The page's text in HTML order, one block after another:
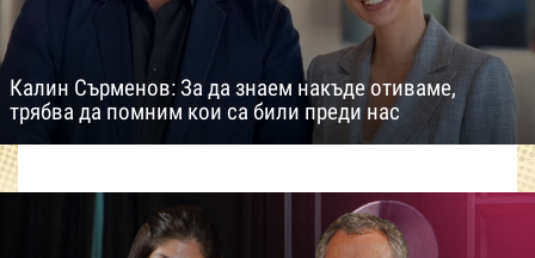
Калин Сърменов: За да знаем накъде отиваме,
трябва да помним кои са били преди нас